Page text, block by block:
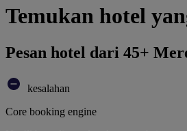
Temukan hotel
Pesan hotel dari 45+
kesalahan
Core booking engine